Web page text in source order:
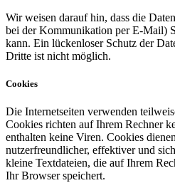
Wir weisen darauf hin, dass die
bei der Kommunikation per E-Mail)
kann. Ein lückenloser Schutz der
Dritte ist nicht möglich.
Cookies
Die Internetseiten verwenden
Cookies richten auf Ihrem Rechner
enthalten keine Viren. Cookies
nutzerfreundlicher, effektiver und
kleine Textdateien, die auf Ihrem
Ihr Browser speichert.